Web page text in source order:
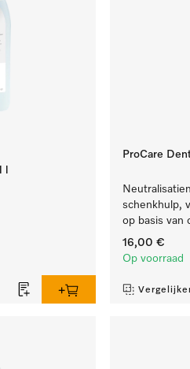
ProCare
schenkhulp,
op basis van
16,00 €
Op voorraad